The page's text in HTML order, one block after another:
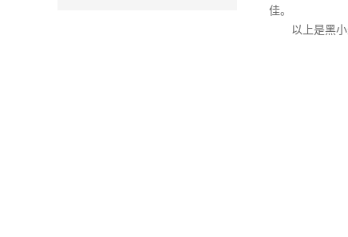
佳。
以上是黑